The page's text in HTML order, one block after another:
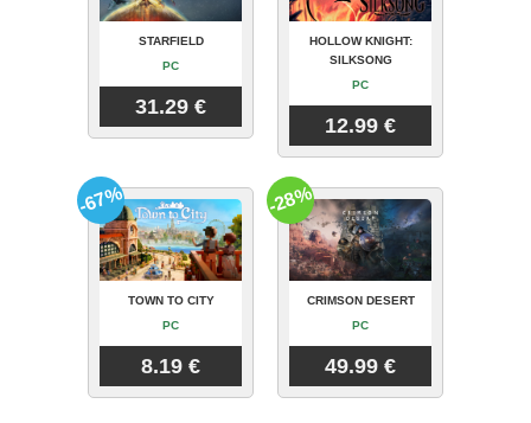
STARFIELD
PC
31.29 €
HOLLOW KNIGHT:
SILKSONG
PC
12.99 €
TOWN TO CITY
PC
8.19 €
-67%
CRIMSON DESERT
PC
49.99 €
-28%